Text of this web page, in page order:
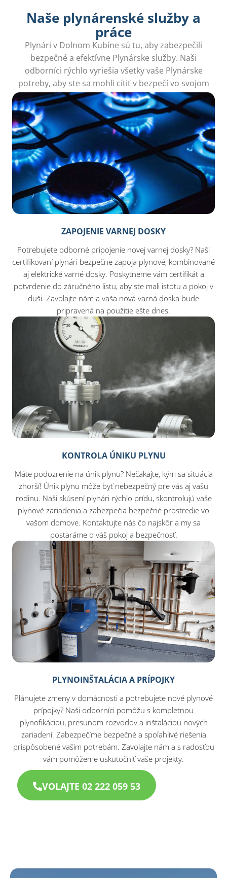
Naše plynárenské služby a
práce
Plynári v Dolnom Kubíne sú tu, aby zabezpečili
bezpečné a efektívne Plynárske služby. Naši
odborníci rýchlo vyriešia všetky vaše Plynárske
potreby, aby ste sa mohli cítiť v bezpečí vo svojom
domove.
ZAPOJENIE VARNEJ DOSKY
Potrebujete odborné pripojenie novej varnej dosky? Naši
certifikovaní plynári bezpečne zapoja plynové, kombinované
aj elektrické varné dosky. Poskytneme vám certifikát a
potvrdenie do záručného listu, aby ste mali istotu a pokoj v
duši. Zavolajte nám a vaša nová varná doska bude
pripravená na použitie ešte dnes.
KONTROLA ÚNIKU PLYNU
Máte podozrenie na únik plynu? Nečakajte, kým sa situácia
zhorší! Únik plynu môže byť nebezpečný pre vás aj vašu
rodinu. Naši skúsení plynári rýchlo prídu, skontrolujú vaše
plynové zariadenia a zabezpečia bezpečné prostredie vo
vašom domove. Kontaktujte nás čo najskôr a my sa
postaráme o váš pokoj a bezpečnosť.
PLYNOINŠTALÁCIA A PRÍPOJKY
Plánujete zmeny v domácnosti a potrebujete nové plynové
prípojky? Naši odborníci pomôžu s kompletnou
plynofikáciou, presunom rozvodov a inštaláciou nových
zariadení. Zabezpečíme bezpečné a spoľahlivé riešenia
prispôsobené vašim potrebám. Zavolajte nám a s radosťou
vám pomôžeme uskutočniť vaše projekty.
VOLAJTE 02 222 059 53